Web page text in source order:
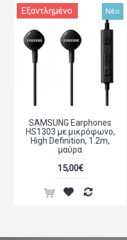
Νέο
Εξαντλημένο
SAMSUNG Earphones
HS1303 με μικρόφωνο,
High Definition, 1.2m,
μαύρα
15,00€